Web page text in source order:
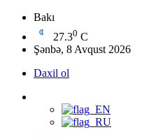
Bakı
27.30 C
Şənbə, 8 Avqust 2026
Daxil ol